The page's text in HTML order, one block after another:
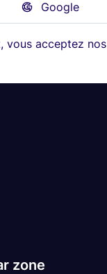
Google
vous acceptez nos
zone